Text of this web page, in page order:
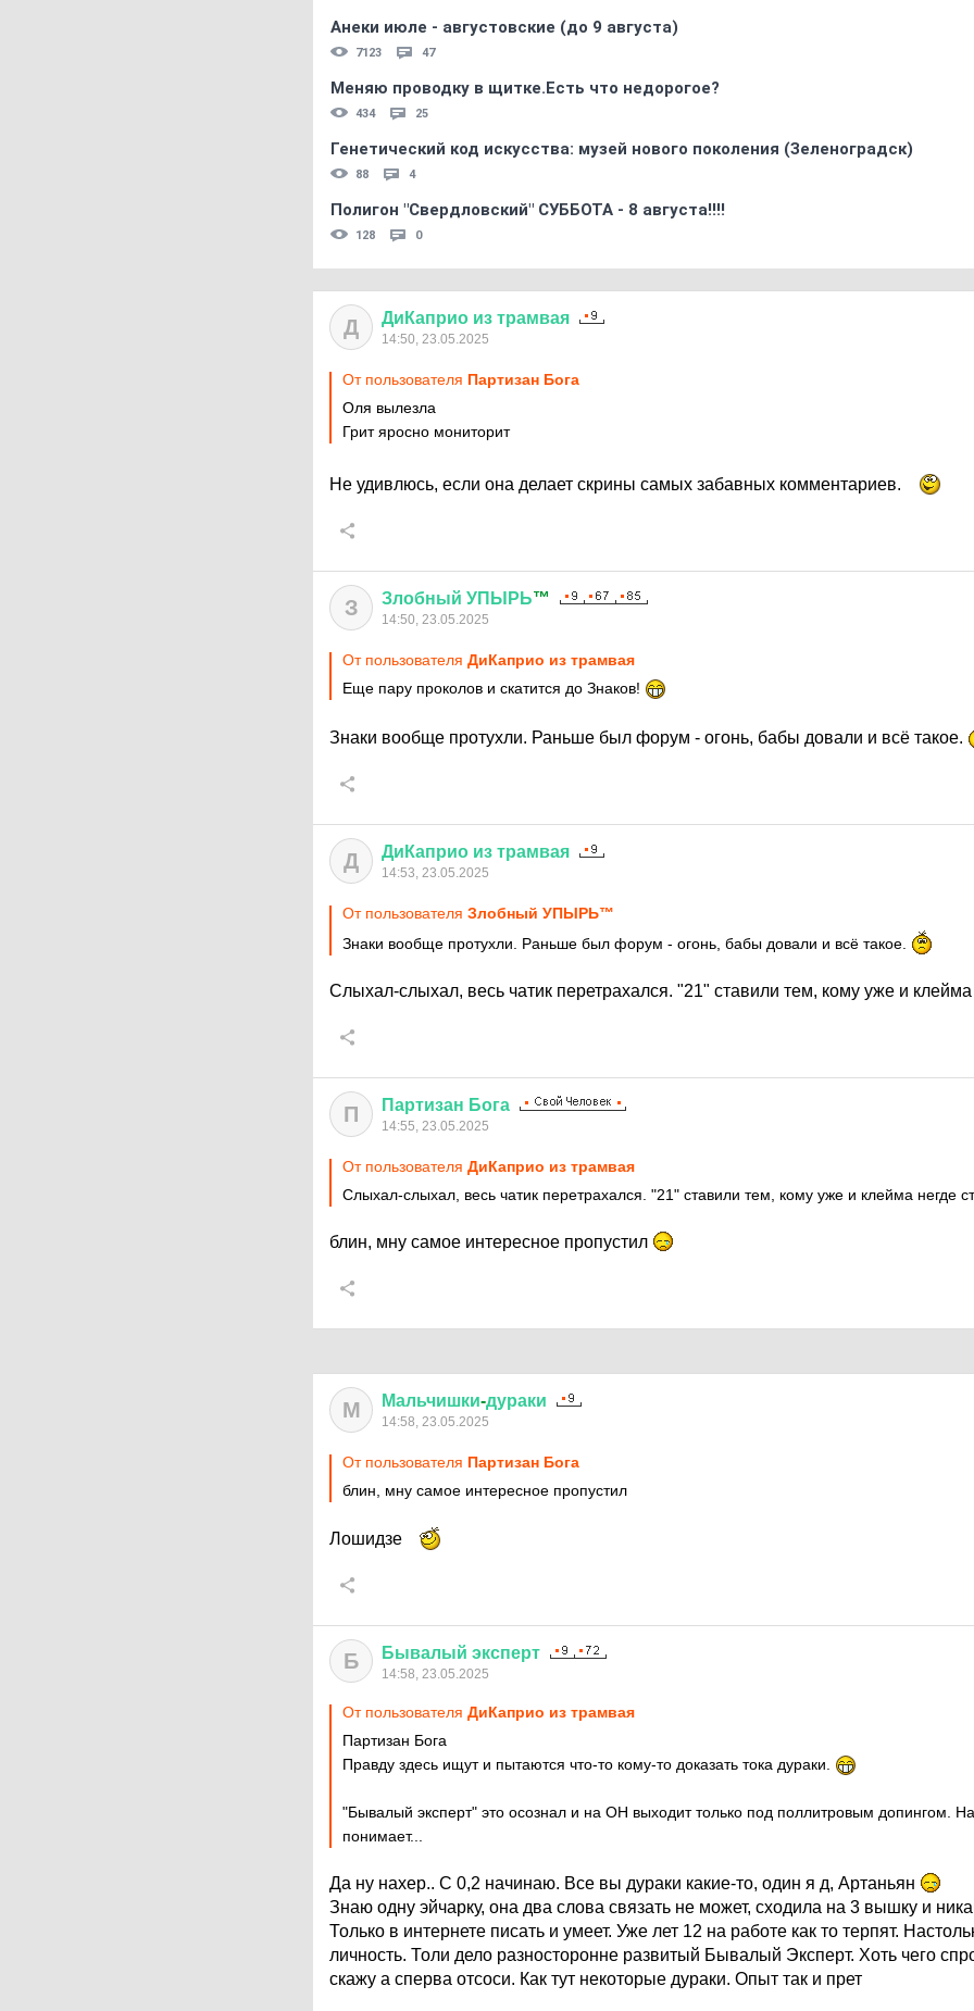
Анеки июле - августовские (до 9 августа)
7123 47
Меняю проводку в щитке.Есть что недорогое?
434 25
Генетический код искусства: музей нового поколения (Зеленоградск)
88 4
Полигон "Свердловский" СУББОТА - 8 августа!!!!
128 0
Д ДиКаприо из трамвая
14:50, 23.05.2025
От пользователя Партизан Бога
Оля вылезла
Грит яросно мониторит
Не удивлюсь, если она делает скрины самых забавных комментариев.
З Злобный УПЫРЬ™
14:50, 23.05.2025
От пользователя ДиКаприо из трамвая
Еще пару проколов и скатится до Знаков!
Знаки вообще протухли. Раньше был форум - огонь, бабы довали и всё такое.
Д ДиКаприо из трамвая
14:53, 23.05.2025
От пользователя Злобный УПЫРЬ™
Знаки вообще протухли. Раньше был форум - огонь, бабы довали и всё такое.
Слыхал-слыхал, весь чатик перетрахался. "21" ставили тем, кому уже и клейма
П Партизан Бога
14:55, 23.05.2025
От пользователя ДиКаприо из трамвая
Слыхал-слыхал, весь чатик перетрахался. "21" ставили тем, кому уже и клейма негде
блин, мну самое интересное пропустил
М Мальчишки-дураки
14:58, 23.05.2025
От пользователя Партизан Бога
блин, мну самое интересное пропустил
Лошидзе
Б Бывалый эксперт
14:58, 23.05.2025
От пользователя ДиКаприо из трамвая
Партизан Бога
Правду здесь ищут и пытаются что-то кому-то доказать тока дураки.
"Бывалый эксперт" это осознал и на ОН выходит только под поллитровым допингом.
понимает...
Да ну нахер.. С 0,2 начинаю. Все вы дураки какие-то, один я д, Артаньян
Знаю одну эйчарку, она два слова связать не может, сходила на 3 вышку и
Только в интернете писать и умеет. Уже лет 12 на работе как то терпят.
личность. Толи дело разносторонне развитый Бывалый Эксперт. Хоть чего
скажу а сперва отсоси. Как тут некоторые дураки. Опыт так и прет